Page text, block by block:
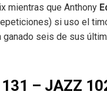
mientras que Anthony
si uso el
ganado seis de sus
131 – JAZZ